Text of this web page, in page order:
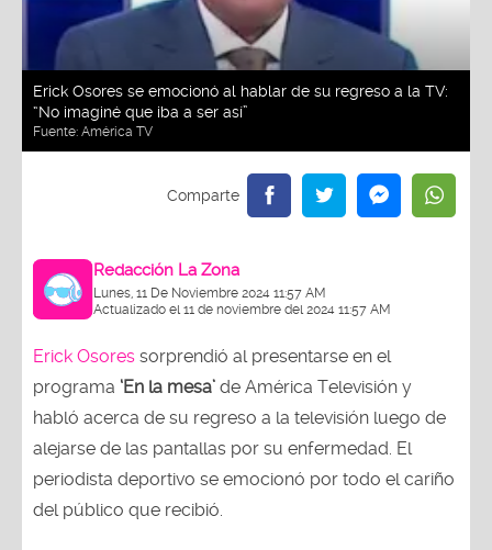
Erick Osores se emocionó al hablar de su regreso a la TV:
“No imaginé que iba a ser así”
Fuente: América TV
Redacción La Zona
Lunes, 11 De Noviembre 2024 11:57 AM
Actualizado el 11 de noviembre del 2024 11:57 AM
Erick Osores sorprendió al presentarse en el
programa ‘En la mesa’ de América Televisión y
habló acerca de su regreso a la televisión luego de
alejarse de las pantallas por su enfermedad. El
periodista deportivo se emocionó por todo el cariño
del público que recibió.